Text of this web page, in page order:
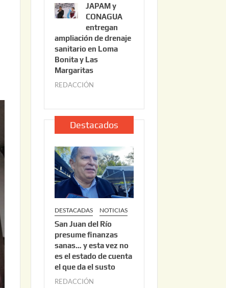
l
i
o
2
2
2
6
JAPAM y
CONAGUA
entregan
ampliación de drenaje
sanitario en Loma
Bonita y Las
Margaritas
REDACCIÓN
l
i
o
2
2
,
2
0
2
6
Destacados
DESTACADAS NOTICIAS
San Juan del Río
presume finanzas
sanas… y esta vez no
es el estado de cuenta
el que da el susto
REDACCIÓN